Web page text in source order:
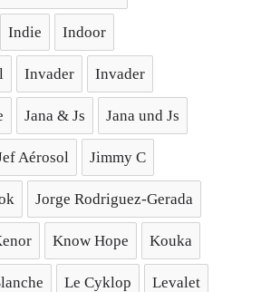
Indie Indoor
Invader Invader
Jana & Js Jana und Js
Aérosol Jimmy C
Jorge Rodriguez-Gerada
Know Hope Kouka
Le Cyklop Levalet